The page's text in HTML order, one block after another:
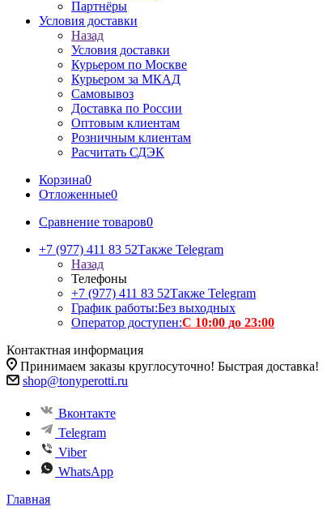
Партнёры
Условия доставки
Назад
Условия доставки
Курьером по Москве
Курьером за МКАД
Самовывоз
Доставка по России
Оптовым клиентам
Розничным клиентам
Расчитать СДЭК
Корзина0
Отложенные0
Сравнение товаров0
+7 (977) 411 83 52Также Telegram
Назад
Телефоны
+7 (977) 411 83 52Также Telegram
График работы:Без выходных
Оператор доступен:С 10:00 до 23:00
Контактная информация
Принимаем заказы круглосуточно! Быстрая доставка!
shop@tonyperotti.ru
Вконтакте
Telegram
Viber
WhatsApp
Главная